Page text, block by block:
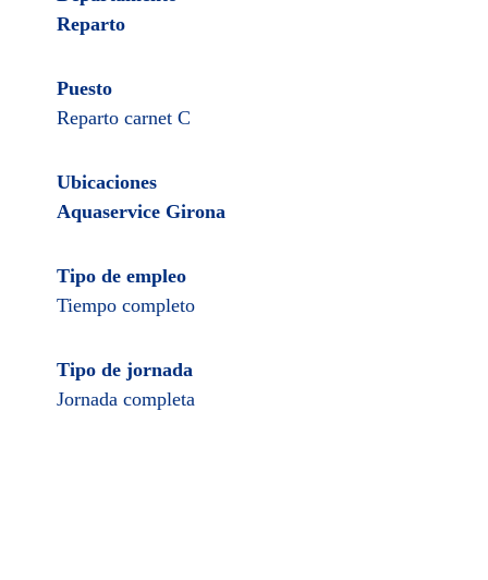
Reparto
Puesto
Reparto carnet C
Ubicaciones
Aquaservice Girona
Tipo de empleo
Tiempo completo
Tipo de jornada
Jornada completa